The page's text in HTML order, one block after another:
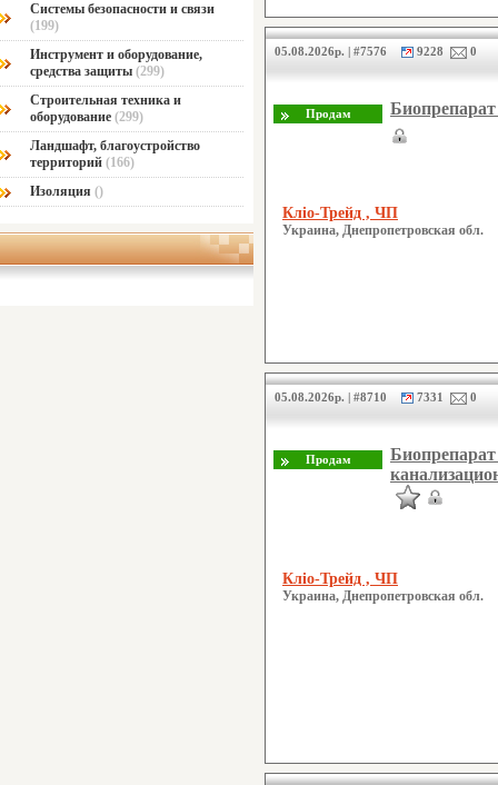
Системы безопасности и связи
(199)
Инструмент и оборудование,
средства защиты (299)
Строительная техника и
оборудование (299)
Ландшафт, благоустройство
территорий (166)
Изоляция ()
05.08.2026р. | #7576 9228 0
Кліо-Трейд , ЧП
Украина, Днепропетровская обл.
05.08.2026р. | #8710 7331 0
Кліо-Трейд , ЧП
Украина, Днепропетровская обл.